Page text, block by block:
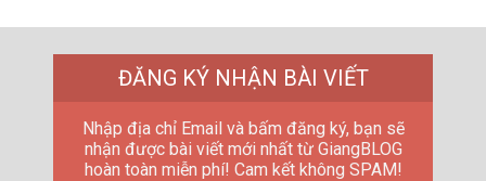
ĐĂNG KÝ NHẬN BÀI VIẾT
Nhập địa chỉ Email và bấm đăng ký, bạn sẽ
nhận được bài viết mới nhất từ GiangBLOG
hoàn toàn miễn phí! Cam kết không SPAM!